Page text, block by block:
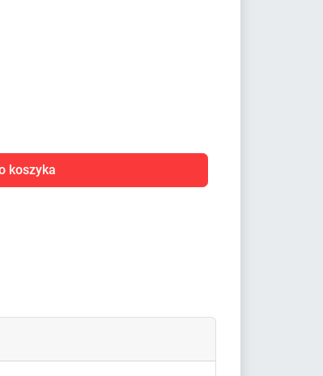
koszyka